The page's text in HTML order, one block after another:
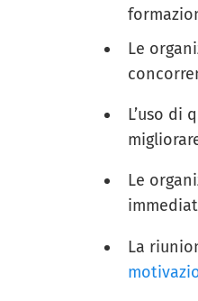
Le
L’uso di
Le
La